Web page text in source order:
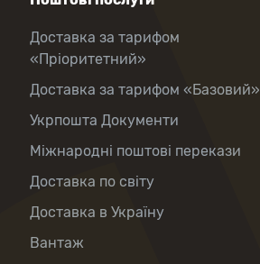
Доставка за тарифом
«Пріоритетний»
Доставка за тарифом «Базовий»
Укрпошта Документи
Міжнародні поштові перекази
Доставка по світу
Доставка в Україну
Вантаж